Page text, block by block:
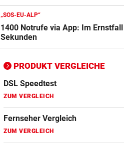
Von hier aus
blicken Sie auf 30
Dreistausender
„Sehen
Ceuta vor
„SOS-EU-ALP“
1400 Notrufe via App: Im
Sekunden
PRODUKT VERGLEICHE
Apple Macbook Vergleich
ZUM VERGLEICH
Bluetooth Lautsprecher Vergleich
ZUM VERGLEICH
DSL Speedtest
ZUM VERGLEICH
Fernseher Vergleich
ZUM VERGLEICH